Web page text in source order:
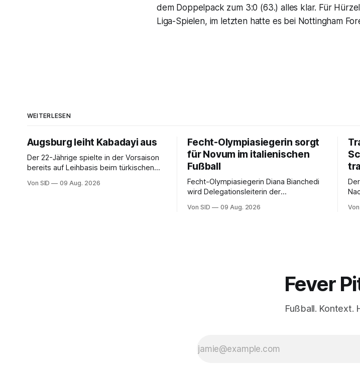
dem Doppelpack zum 3:0 (63.) alles klar. Für
Liga-Spielen, im letzten hatte es bei Nottingham
WEITERLESEN
Augsburg leiht Kabadayi aus
Der 22-Jährige spielte in der Vorsaison
bereits auf Leihbasis beim türkischen
Von SID 09 Aug. 2026
Fecht-Olympiasiegerin sorgt
für Novum im italienischen
Fußball
Fecht-Olympiasiegerin Diana Bianchedi
wird Delegationsleiterin der
Von SID 09 Aug. 2026
Fever
Fußball. Kontext.